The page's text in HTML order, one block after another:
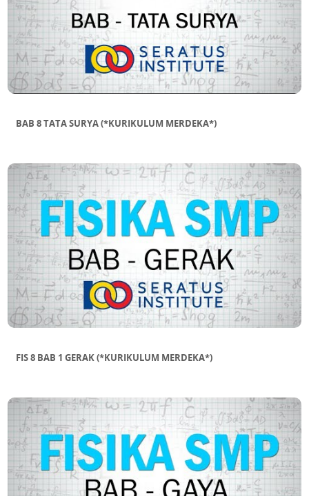
BAB 8 TATA SURYA (*KURIKULUM MERDEKA*)
FIS 8 BAB 1 GERAK (*KURIKULUM MERDEKA*)